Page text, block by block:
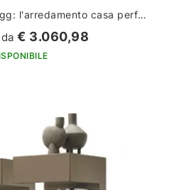
Cassettiera And di Mogg: l'arredamento casa perfetto per un design moderno
da€ 3.060,98